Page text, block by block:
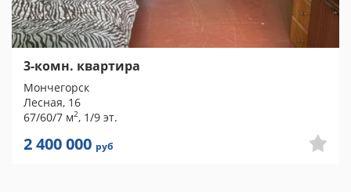
3-комн. квартира
Мончегорск
Лесная, 16
67/60/7 м2, 1/9 эт.
2 400 000 руб